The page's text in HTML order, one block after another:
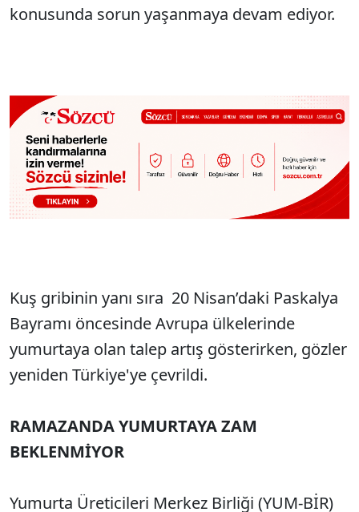
konusunda sorun yaşanmaya devam ediyor.
Kuş gribinin yanı sıra 20 Nisan’daki Paskalya
Bayramı öncesinde Avrupa ülkelerinde
yumurtaya olan talep artış gösterirken, gözler
yeniden Türkiye'ye çevrildi.
RAMAZANDA YUMURTAYA ZAM
BEKLENMİYOR
Yumurta Üreticileri Merkez Birliği (YUM-BİR)